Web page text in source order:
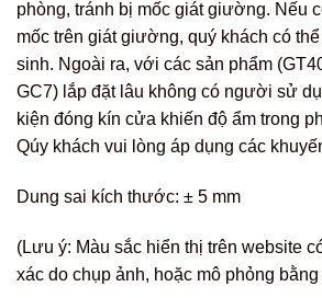
phòng, tránh bị mốc giát giường. Nếu
mốc trên giát giường, quý khách có
sinh. Ngoài ra, với các sản phẩm
GC7) lắp đặt lâu không có người sử
kiện đóng kín cửa khiến độ ẩm trong
Qúy khách vui lòng áp dụng các
Dung sai kích thước: ± 5 mm
(Lưu ý: Màu sắc hiển thị trên website
xác do chụp ảnh, hoặc mô phỏng bằng